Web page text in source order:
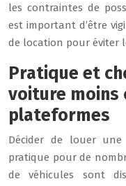
les contraintes de
est important d’être
de location pour éviter
Pratique et
voiture moins
plateformes
Décider de louer
pratique pour de
de véhicules sont